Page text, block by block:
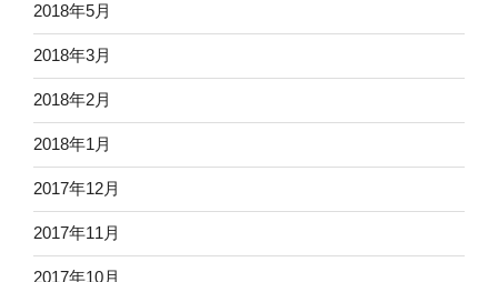
2018年5月
2018年3月
2018年2月
2018年1月
2017年12月
2017年11月
2017年10月